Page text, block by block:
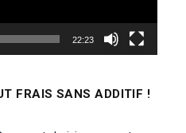
22:23
FRAIS SANS ADDITIF !